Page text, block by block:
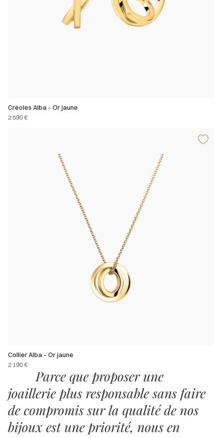
Créoles Alba - Or jaune
2 590 €
Collier Alba - Or jaune
2 190 €
Parce que proposer une
joaillerie plus responsable sans faire
de compromis sur la qualité de nos
bijoux est une priorité, nous en